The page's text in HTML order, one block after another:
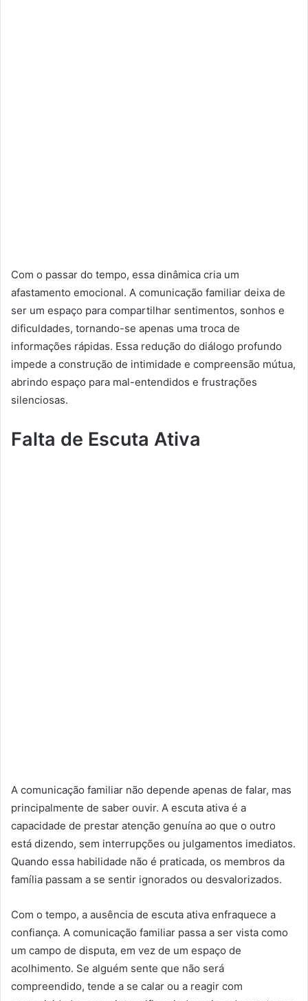
Com o passar do tempo, essa dinâmica cria um
afastamento emocional. A comunicação familiar deixa de
ser um espaço para compartilhar sentimentos, sonhos e
dificuldades, tornando-se apenas uma troca de
informações rápidas. Essa redução do diálogo profundo
impede a construção de intimidade e compreensão mútua,
abrindo espaço para mal-entendidos e frustrações
silenciosas.
Falta de Escuta Ativa
A comunicação familiar não depende apenas de falar, mas
principalmente de saber ouvir. A escuta ativa é a
capacidade de prestar atenção genuína ao que o outro
está dizendo, sem interrupções ou julgamentos imediatos.
Quando essa habilidade não é praticada, os membros da
família passam a se sentir ignorados ou desvalorizados.
Com o tempo, a ausência de escuta ativa enfraquece a
confiança. A comunicação familiar passa a ser vista como
um campo de disputa, em vez de um espaço de
acolhimento. Se alguém sente que não será
compreendido, tende a se calar ou a reagir com